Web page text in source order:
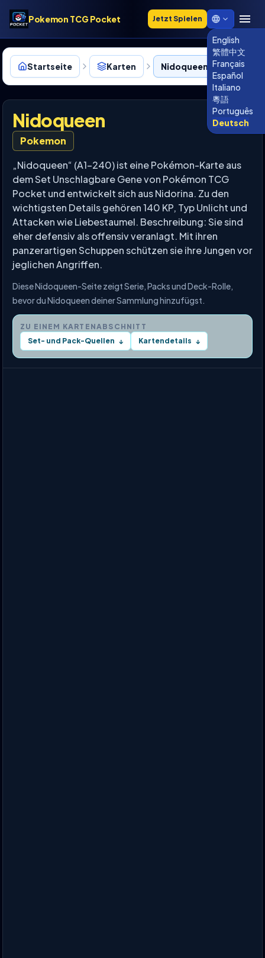
Pokemon TCG Pocket Jetzt Spielen
English
繁體中文
Français
Español
Italiano
粵語
Português
Deutsch
Startseite Karten Nidoqueen • 240
Nidoqueen
Pokemon
„Nidoqueen“ (A1-240) ist eine Pokémon-Karte aus
dem Set Unschlagbare Gene von Pokémon TCG
Pocket und entwickelt sich aus Nidorina. Zu den
wichtigsten Details gehören 140 KP, Typ Unlicht und
Attacken wie Liebestaumel. Beschreibung: Sie sind
eher defensiv als offensiv veranlagt. Mit ihren
panzerartigen Schuppen schützen sie ihre Jungen vor
jeglichen Angriffen.
Diese Nidoqueen-Seite zeigt Serie, Packs und Deck-Rolle,
bevor du Nidoqueen deiner Sammlung hinzufügst.
ZU EINEM KARTENABSCHNITT
Set- und Pack-Quellen ↓ Kartendetails ↓